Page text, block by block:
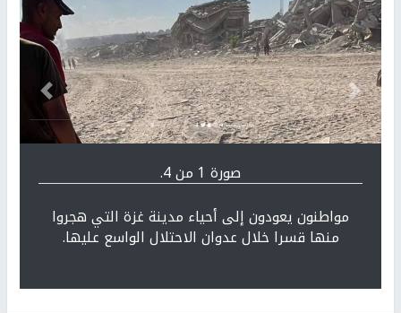
صورة 1 من 4.
مواطنون يعودون إلى أحياء مدينة غزة التي هجروا
منها قسرا خلال عدوان الاحتلال الواسع عليها.
Previous التالي